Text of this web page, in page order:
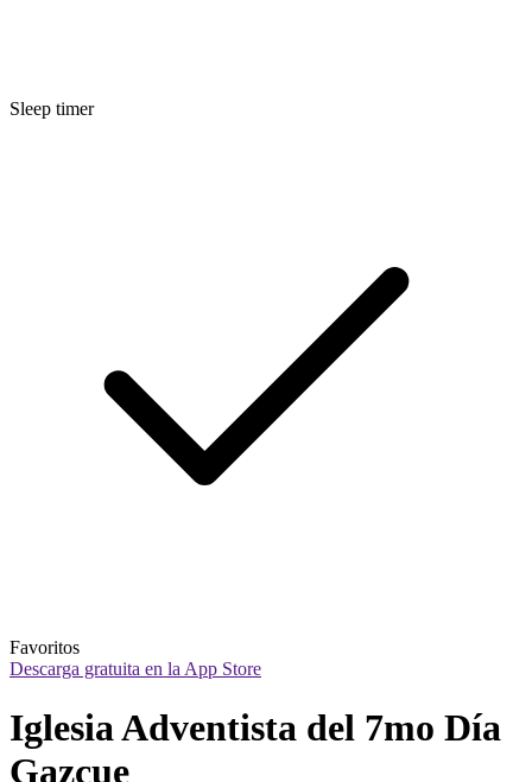
Sleep timer
Favoritos
Descarga gratuita en la App Store
Iglesia Adventista del 7mo Día
Gazcue